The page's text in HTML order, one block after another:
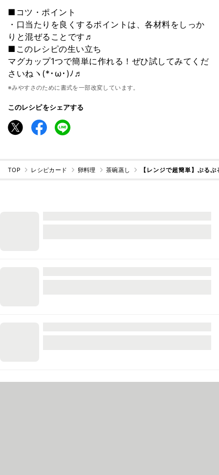
■コツ・ポイント
・口当たりを良くするポイントは、各材料をしっか
りと混ぜることです♬
■このレシピの生い立ち
マグカップ1つで簡単に作れる！ぜひ試してみてくだ
さいねヽ(*･ω･)ﾉ♬
※みやすさのために書式を一部改変しています。
このレシピをシェアする
TOP レシピカード 卵料理 茶碗蒸し 【レンジで超簡単】ぷる